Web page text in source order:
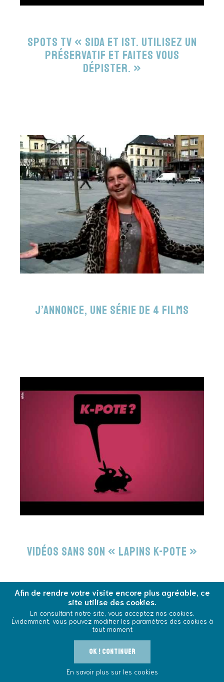
Cool And Safe
Spots TV « Sida et IST. Utilisez un
préservatif et faites vous
dépister. »
J’annonce, une série de 4 films
Vidéos sans son « Lapins K-pote »
Afin de rendre votre visite encore plus agréable, ce
site utilise des cookies.
En consultant notre site, vous acceptez nos cookies.
Évidemment, vous pouvez modifier les paramètres des cookies à
tout moment
OK ! Continuer
En savoir plus sur les cookies